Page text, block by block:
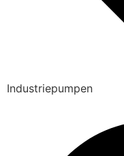
Industriepumpen